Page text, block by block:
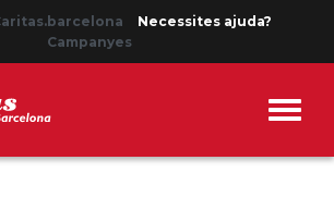
Necessites ajuda?
Campanyes